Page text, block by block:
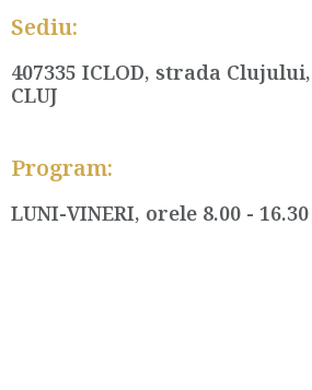
Sediu:
407335 ICLOD, strada
CLUJ
Program:
LUNI-VINERI, orele 8.00 - 16.30